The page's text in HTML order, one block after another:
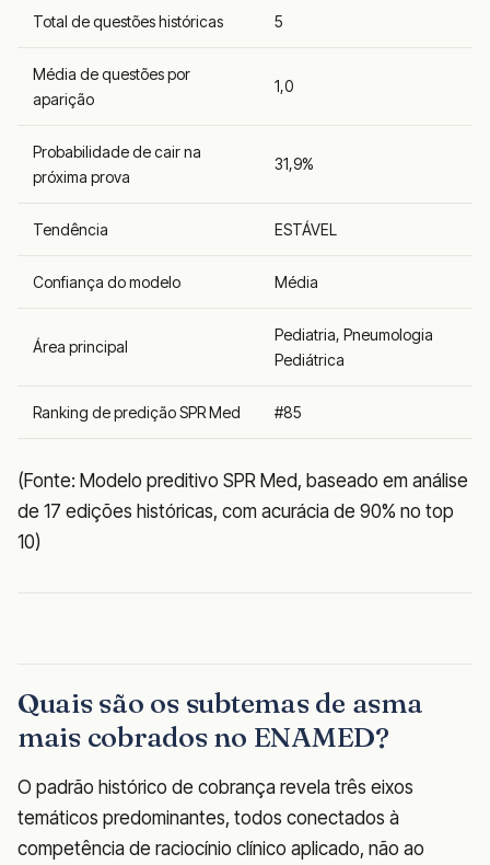
Total de questões históricas 5
Média de questões por
aparição
1,0
Probabilidade de cair na
próxima prova
31,9%
Tendência ESTÁVEL
Confiança do modelo Média
Área principal
Pediatria, Pneumologia
Pediátrica
Ranking de predição SPR Med #85
(Fonte: Modelo preditivo SPR Med, baseado em análise
de 17 edições históricas, com acurácia de 90% no top
10)
Quais são os subtemas de asma
mais cobrados no ENAMED?
O padrão histórico de cobrança revela três eixos
temáticos predominantes, todos conectados à
competência de raciocínio clínico aplicado, não ao